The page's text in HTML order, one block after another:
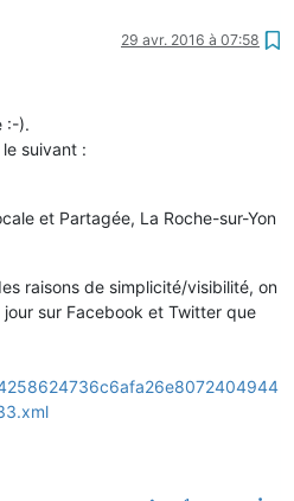
29 avr. 2016 à 07:58
:-).
suivant :
et Partagée, La Roche-sur-Yon
raisons de simplicité/visibilité, on
sur Facebook et Twitter que